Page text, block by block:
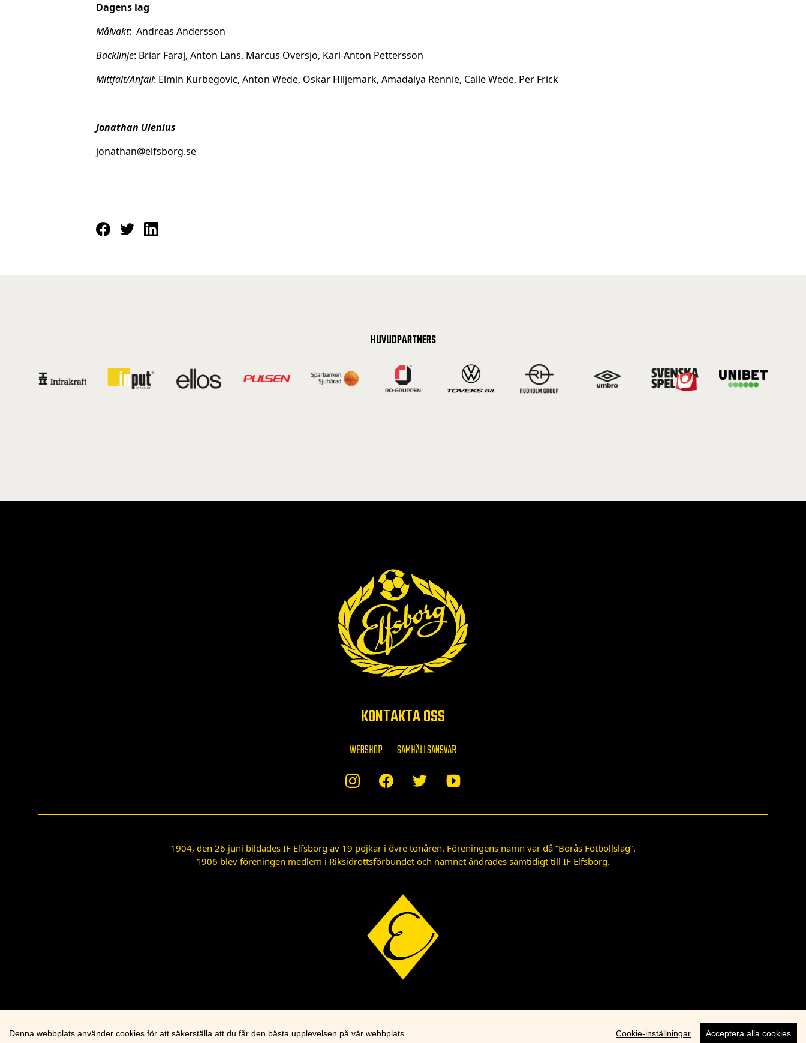
Dagens lag
Målvakt: Andreas Andersson
Backlinje: Briar Faraj, Anton Lans, Marcus Översjö, Karl-Anton Pettersson
Mittfält/Anfall: Elmin Kurbegovic, Anton Wede, Oskar Hiljemark, Amadaiya Rennie, Calle Wede, Per Frick
Jonathan Ulenius
jonathan@elfsborg.se
HUVUDPARTNERS
KONTAKTA OSS
WEBSHOP SAMHÄLLSANSVAR
1904, den 26 juni bildades IF Elfsborg av 19 pojkar i övre tonåren. Föreningens namn var då ”Borås Fotbollslag”.
1906 blev föreningen medlem i Riksidrottsförbundet och namnet ändrades samtidigt till IF Elfsborg.
Denna webbplats använder cookies för att säkerställa att du får den bästa upplevelsen på vår webbplats. Cookie-inställningar Acceptera alla cookies